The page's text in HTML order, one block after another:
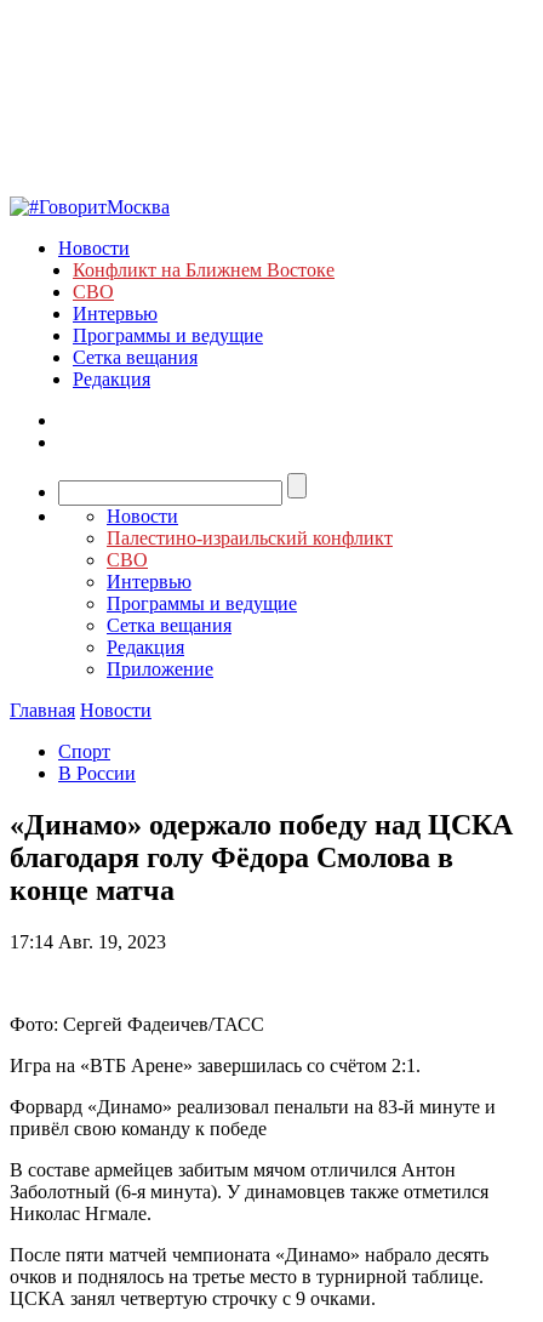
Новости
Конфликт на Ближнем Востоке
СВО
Интервью
Программы и ведущие
Сетка вещания
Редакция
Новости
Палестино-израильский конфликт
СВО
Интервью
Программы и ведущие
Сетка вещания
Редакция
Приложение
Главная Новости
Спорт
В России
«Динамо» одержало победу над ЦСКА
благодаря голу Фёдора Смолова в
конце матча
17:14 Авг. 19, 2023
Фото: Сергей Фадеичев/ТАСС
Игра на «ВТБ Арене» завершилась со счётом 2:1.
Форвард «Динамо» реализовал пенальти на 83-й минуте и
привёл свою команду к победе
В составе армейцев забитым мячом отличился Антон
Заболотный (6-я минута). У динамовцев также отметился
Николас Нгмале.
После пяти матчей чемпионата «Динамо» набрало десять
очков и поднялось на третье место в турнирной таблице.
ЦСКА занял четвертую строчку с 9 очками.